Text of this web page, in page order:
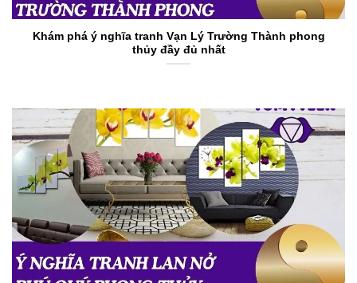
Khám phá ý nghĩa tranh Vạn Lý Trường Thành phong
thủy đầy đủ nhất